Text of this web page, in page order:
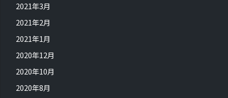
2021年3月
2021年2月
2021年1月
2020年12月
2020年10月
2020年8月